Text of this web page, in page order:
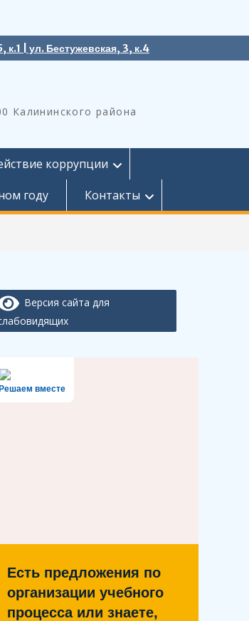
к.1 | ул. Бестужевская, 3, к.4
Калининского района
коррупции
году Контакты
Версия сайта для
Решаем вместе
Есть предложения по
организации учебного
процесса или знаете,